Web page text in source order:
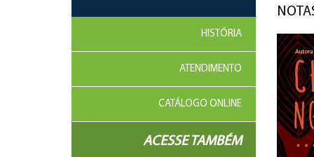
HISTÓRIA
ATENDIMENTO
CATÁLOGO ONLINE
ACESSE TAMBÉM